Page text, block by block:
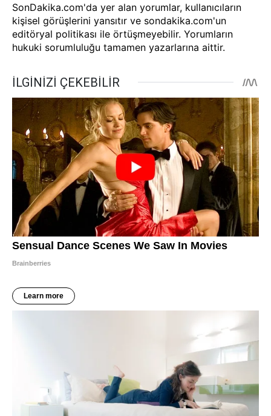
SonDakika.com'da yer alan yorumlar, kullanıcıların
kişisel görüşlerini yansıtır ve sondakika.com'un
editöryal politikası ile örtüşmeyebilir. Yorumların
hukuki sorumluluğu tamamen yazarlarına aittir.